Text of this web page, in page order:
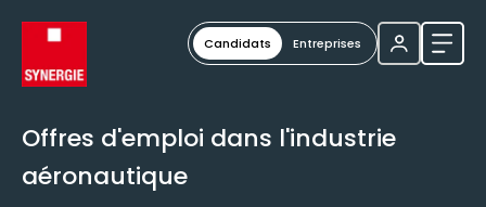
Candidats Entreprises
Offres d'emploi dans l'industrie
aéronautique